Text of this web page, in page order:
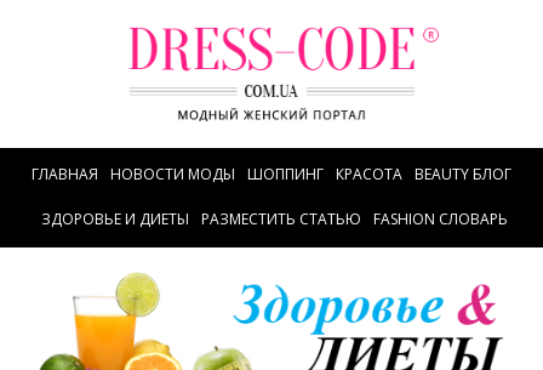
ГЛАВНАЯ НОВОСТИ МОДЫ ШОППИНГ КРАСОТА BEAUTY БЛОГ
ЗДОРОВЬЕ И ДИЕТЫ РАЗМЕСТИТЬ СТАТЬЮ FASHION СЛОВАРЬ